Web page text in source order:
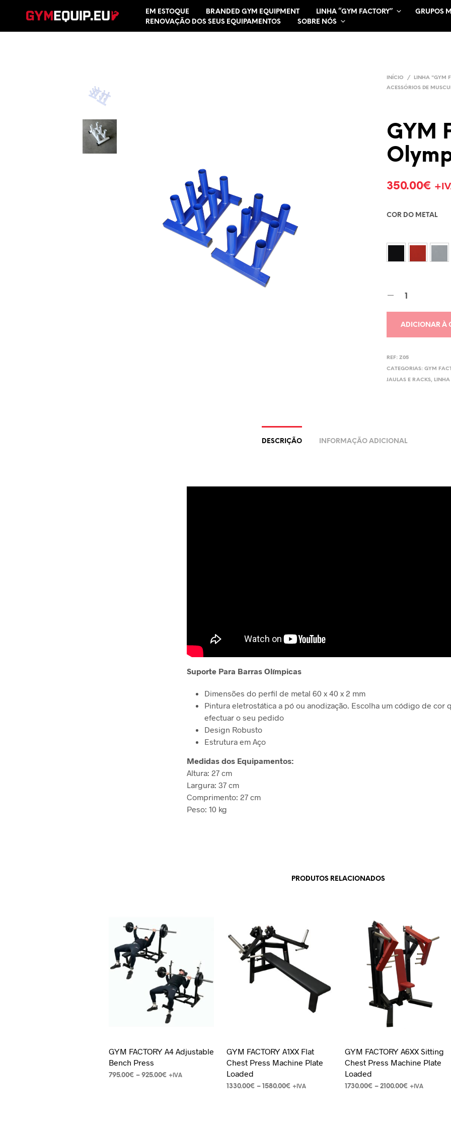
EM ESTOQUE BRANDED GYM EQUIPMENT LINHA “GYM FACTORY”
GRUPOS
RENOVAÇÃO DOS SEUS EQUIPAMENTOS
SOBRE NÓS
INÍCIO / LINHA "GYM
ACESSÓRIOS DE
GYM
350.00€
COR DO METAL
ADICIONAR À
REF:Z05
CATEGORIAS:GYM
JAULAS E RACKS,
DESCRIÇÃO INFORMAÇÃO ADICIONAL
Suporte Para Barras Olímpicas
Dimensões do perfil de metal 60 x 40 x 2 mm
Pintura eletrostática a pó ou anodização. Escolha um código de cor
efectuar o seu pedido
Design Robusto
Estrutura em Aço
Medidas dos Equipamentos:
Altura: 27 cm
Largura: 37 cm
Comprimento: 27 cm
Peso: 10 kg
PRODUTOS RELACIONADOS
GYM FACTORY A4 Adjustable
Bench Press
795.00€ – 925.00€ +IVA
GYM FACTORY A1XX Flat
Chest Press Machine Plate
Loaded
1330.00€ – 1580.00€ +IVA
GYM FACTORY A6XX Sitting
Chest Press Machine Plate
Loaded
1730.00€ – 2100.00€ +IVA